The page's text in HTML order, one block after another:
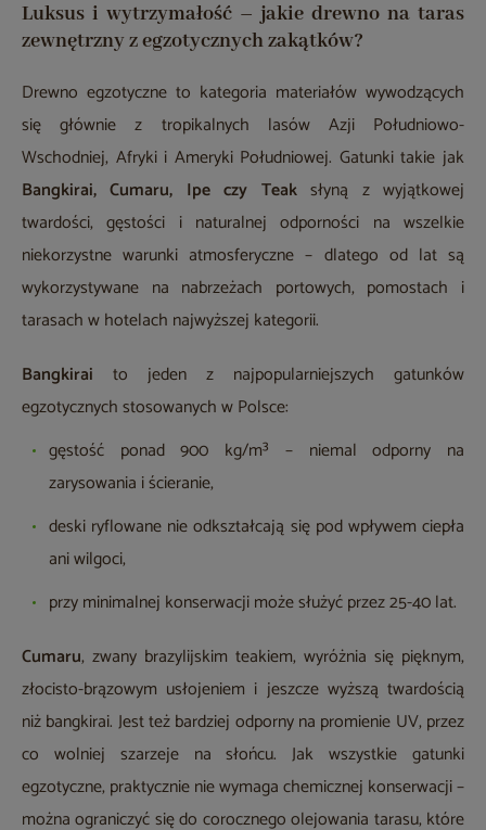
Luksus i wytrzymałość – jakie drewno na taras
zewnętrzny z egzotycznych zakątków?
Drewno egzotyczne to kategoria materiałów wywodzących
się głównie z tropikalnych lasów Azji Południowo-
Wschodniej, Afryki i Ameryki Południowej. Gatunki takie jak
Bangkirai, Cumaru, Ipe czy Teaksłyną z wyjątkowej
twardości, gęstości i naturalnej odporności na wszelkie
niekorzystne warunki atmosferyczne – dlatego od lat są
wykorzystywane na nabrzeżach portowych, pomostach i
tarasach w hotelach najwyższej kategorii.
Bangkirai to jeden z najpopularniejszych gatunków
egzotycznych stosowanych w Polsce:
gęstość ponad 900 kg/m³ – niemal odporny na
zarysowania i ścieranie,
deski ryflowane nie odkształcają się pod wpływem ciepła
ani wilgoci,
przy minimalnej konserwacji może służyć przez 25-40 lat.
Cumaru, zwany brazylijskim teakiem, wyróżnia się pięknym,
złocisto-brązowym usłojeniem i jeszcze wyższą twardością
niż bangkirai. Jest też bardziej odporny na promienie UV, przez
co wolniej szarzeje na słońcu. Jak wszystkie gatunki
egzotyczne, praktycznie nie wymaga chemicznej konserwacji –
można ograniczyć się do corocznego olejowania tarasu, które